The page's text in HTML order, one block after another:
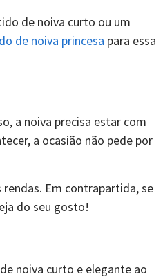
de noiva curto ou um
de noiva princesa para essa
a noiva precisa estar com
a ocasião não pede por
Em contrapartida, se
do seu gosto!
noiva curto e elegante ao